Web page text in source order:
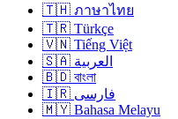
🇹🇭 ภาษาไทย
🇹🇷 Türkçe
🇻🇳 Tiếng Việt
🇸🇦 العربية
🇧🇩 বাংলা
🇮🇷 فارسی
🇲🇾 Bahasa Melayu